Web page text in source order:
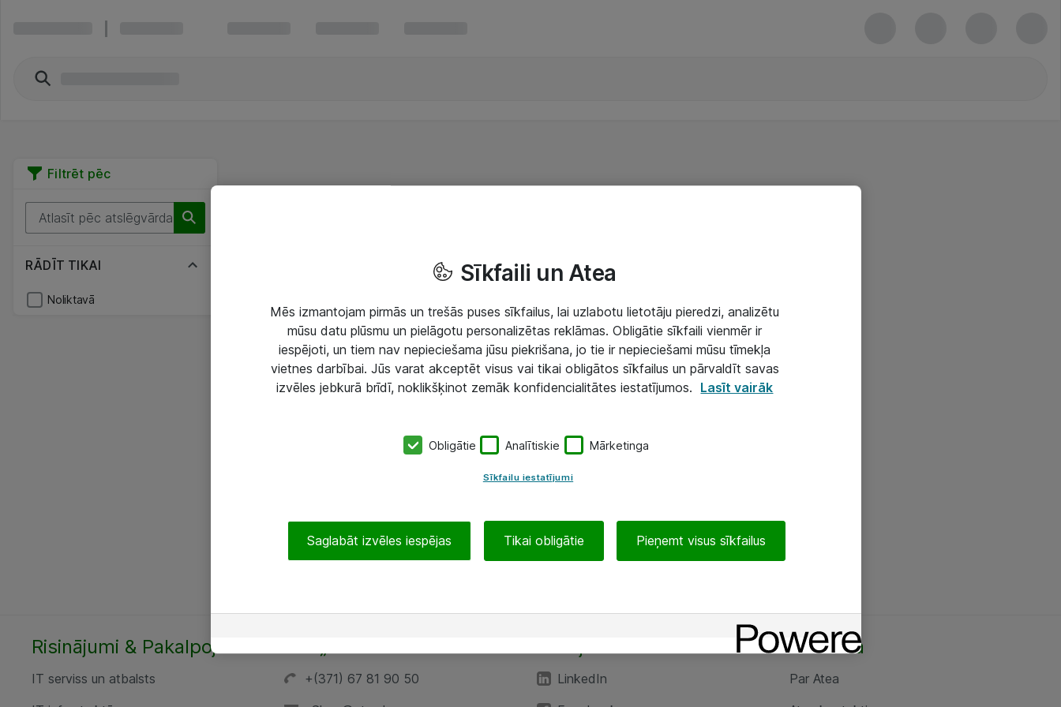
Filtrēt pēc
RĀDĪT TIKAI
Noliktavā
Risinājumi & Pakalpojumi
IT serviss un atbalsts
+(371) 67 81 90 50
LinkedIn
Par Atea
Par Atea
Sīkfaili un Atea
Mēs izmantojam pirmās un trešās puses sīkfailus, lai uzlabotu lietotāju pieredzi, analizētu
mūsu datu plūsmu un pielāgotu personalizētas reklāmas. Obligātie sīkfaili vienmēr ir
iespējoti, un tiem nav nepieciešama jūsu piekrišana, jo tie ir nepieciešami mūsu tīmekļa
vietnes darbībai. Jūs varat akceptēt visus vai tikai obligātos sīkfailus un pārvaldīt savas
izvēles jebkurā brīdī, noklikšķinot zemāk konfidencialitātes iestatījumos. Lasīt vairāk
Obligātie Analītiskie Mārketinga
Sīkfailu iestatījumi
Saglabāt izvēles iespējas Tikai obligātie Pieņemt visus sīkfailus